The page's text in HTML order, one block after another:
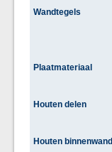
Wandtegels
Plaatmateriaal
Houten delen
Houten binnenwand